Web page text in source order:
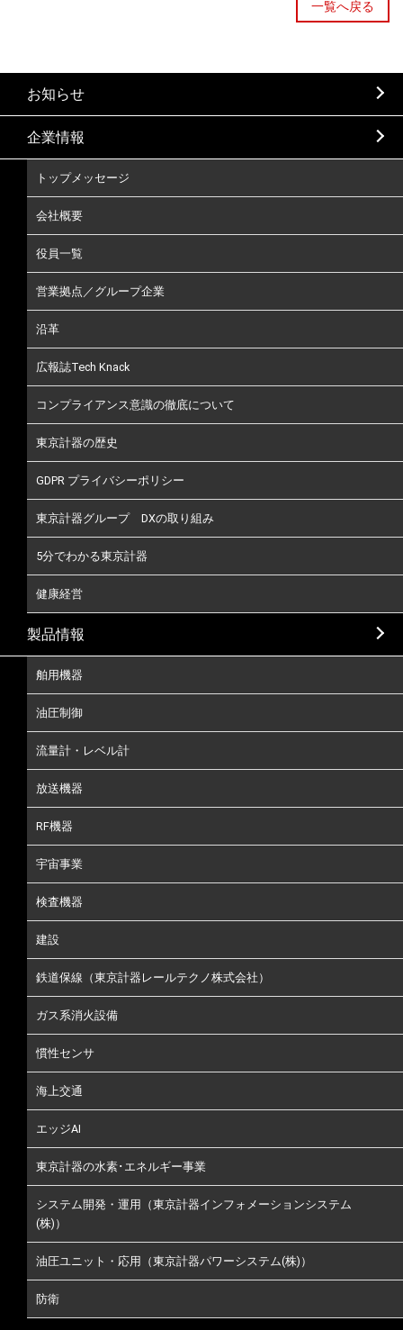
一覧へ戻る
お知らせ
企業情報
トップメッセージ
会社概要
役員一覧
営業拠点／グループ企業
沿革
広報誌Tech Knack
コンプライアンス意識の徹底について
東京計器の歴史
GDPR プライバシーポリシー
東京計器グループ DXの取り組み
5分でわかる東京計器
健康経営
製品情報
舶用機器
油圧制御
流量計・レベル計
放送機器
RF機器
宇宙事業
検査機器
建設
鉄道保線（東京計器レールテクノ株式会社）
ガス系消火設備
慣性センサ
海上交通
エッジAI
東京計器の水素･エネルギー事業
システム開発・運用（東京計器インフォメーションシステム
(株)）
油圧ユニット・応用（東京計器パワーシステム(株)）
防衛